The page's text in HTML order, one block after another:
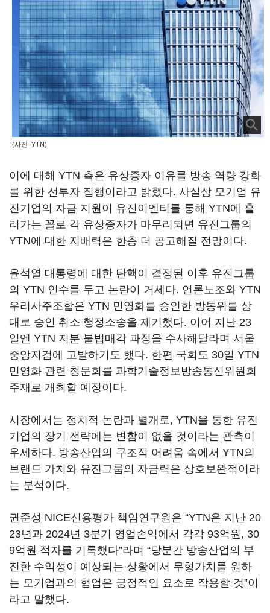
(사진=YTN)
이에 대해 YTN 측은 유상증자 이유를 방송 역량 강화
를 위한 선투자 집행이라고 밝혔다. 사실상 모기업 유
진기업의 자금 지원이 유진이엔티를 통해 YTN에 흘
러가는 꼴로 각 유상증자가 마무리되면 유진그룹의
YTN에 대한 지배력은 한층 더 공고해질 전망이다.
윤석열 대통령에 대한 탄핵이 결정된 이후 유진그룹
의 YTN 인수를 두고 논란이 거세다. 언론노조와 YTN
우리사주조합은 YTN 민영화를 승인한 방통위를 상
대로 승인 취소 행정소송을 제기했다. 이어 지난 23
일엔 YTN 지분 불법매각 과정을 수사해달라며 서울
중앙지검에 고발하기도 했다. 한편 국회도 30일 YTN
민영화 관련 청문회를 과학기술정보방송통신위원회
주재로 개최할 예정이다.
시장에서는 정치적 논란과 별개로, YTN을 통한 유진
기업의 장기 전략에는 변함이 없을 것이라는 관측이
우세하다. 방송산업의 구조적 어려움 속에서 YTN의
브랜드 가치와 유진그룹의 자금력은 상호보완적이라
는 분석이다.
권준성 NICE신용평가 책임연구원은 “YTN은 지난 20
23년과 2024년 3분기 영업손익에서 각각 93억원, 30
9억원 적자를 기록했다”라며 “당분간 방송산업의 부
진한 수익성이 예상되는 상황에서 무형가치를 원하
는 모기업과의 협업은 긍정적인 요소로 작용할 것”이
라고 말했다.